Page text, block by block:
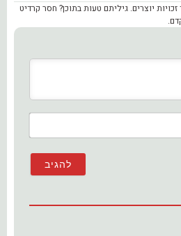
יוצרים. גיליתם טעות בתוכן? חסר קרדיט